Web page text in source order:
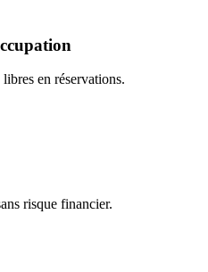
en réservations.
risque financier.